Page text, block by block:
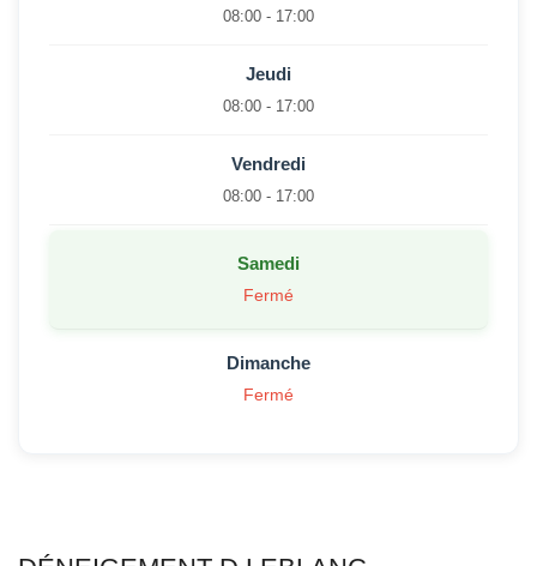
08:00 - 17:00
Jeudi
08:00 - 17:00
Vendredi
08:00 - 17:00
Samedi
Fermé
Dimanche
Fermé